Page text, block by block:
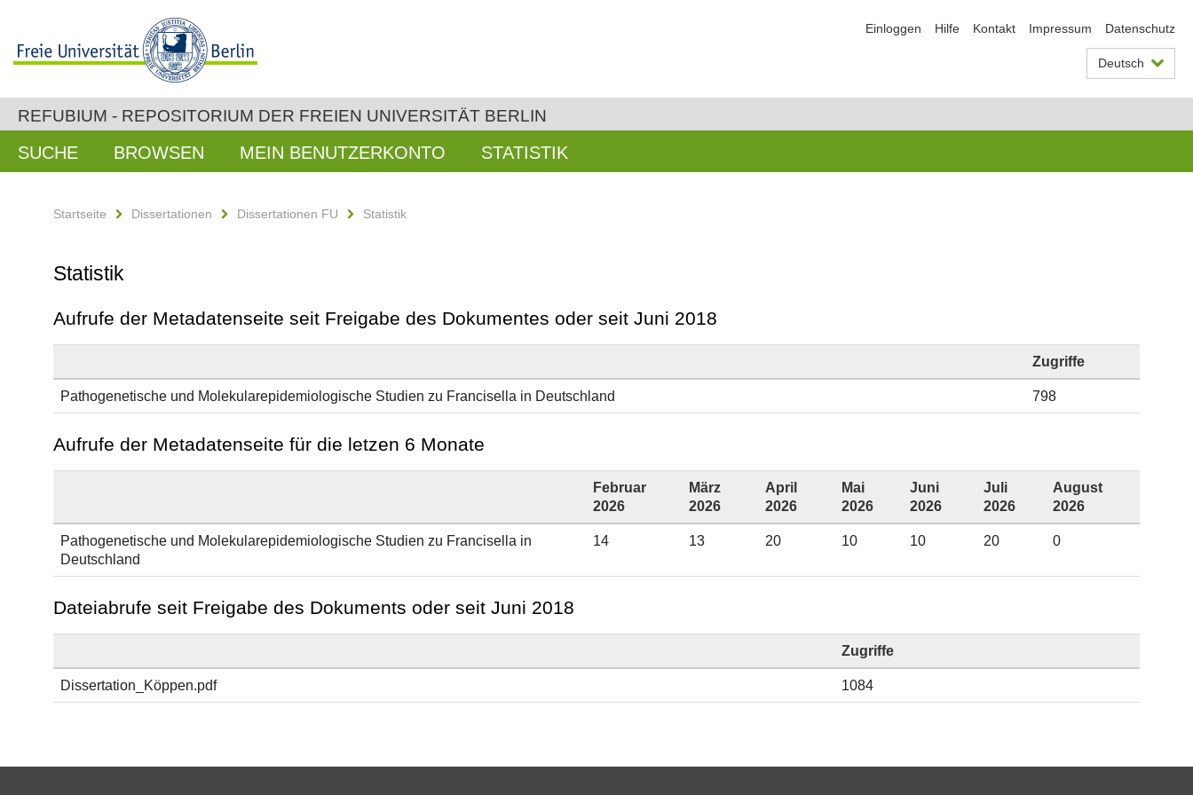
Einloggen Hilfe Kontakt Impressum Datenschutz
Deutsch
REFUBIUM - REPOSITORIUM DER FREIEN UNIVERSITÄT BERLIN
SUCHE BROWSEN MEIN BENUTZERKONTO STATISTIK
Startseite Dissertationen Dissertationen FU Statistik
Statistik
Aufrufe der Metadatenseite seit Freigabe des Dokumentes oder seit Juni 2018
Zugriffe
Pathogenetische und Molekularepidemiologische Studien zu Francisella in Deutschland 798
Aufrufe der Metadatenseite für die letzen 6 Monate
Februar
2026
März
2026
April
2026
Mai
2026
Juni
2026
Juli
2026
August
2026
Pathogenetische und Molekularepidemiologische Studien zu Francisella in
Deutschland
14 13 20 10 10 20 0
Dateiabrufe seit Freigabe des Dokuments oder seit Juni 2018
Zugriffe
Dissertation_Köppen.pdf 1084